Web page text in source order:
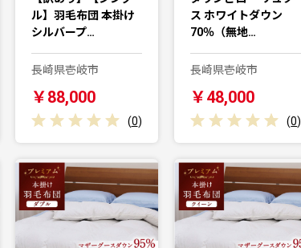
ル】羽毛布団 本掛け
シルバープ…
長崎県壱岐市
￥88,000
(0)
ス ホワイトダウン
70％（無地…
長崎県壱岐市
￥48,000
(0)